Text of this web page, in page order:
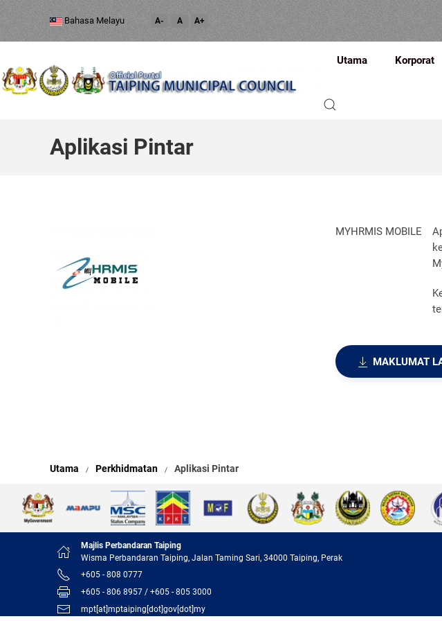
Bahasa Melayu A- A A+
Utama Korporat
Aplikasi Pintar
MYHRMIS MOBILE
MAKLUMAT
Utama Perkhidmatan Aplikasi Pintar
Majlis Perbandaran Taiping
Wisma Perbandaran Taiping, Jalan Taming Sari, 34000 Taiping, Perak
+605 - 808 0777
+605 - 806 8957 / +605 - 805 3000
mpt[at]mptaiping[dot]gov[dot]my